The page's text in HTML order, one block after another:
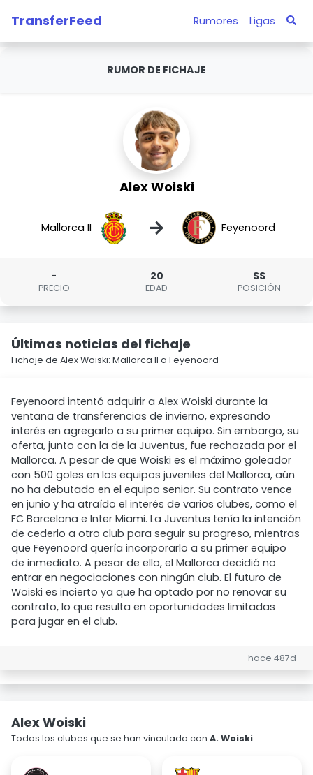
TransferFeed Rumores Ligas
RUMOR DE FICHAJE
Alex Woiski
Mallorca II → Feyenoord
-
PRECIO
20
EDAD
SS
POSICIÓN
Últimas noticias del fichaje
Fichaje de Alex Woiski: Mallorca II a Feyenoord
Feyenoord intentó adquirir a Alex Woiski durante la
ventana de transferencias de invierno, expresando
interés en agregarlo a su primer equipo. Sin embargo, su
oferta, junto con la de la Juventus, fue rechazada por el
Mallorca. A pesar de que Woiski es el máximo goleador
con 500 goles en los equipos juveniles del Mallorca, aún
no ha debutado en el equipo senior. Su contrato vence
en junio y ha atraído el interés de varios clubes, como el
FC Barcelona e Inter Miami. La Juventus tenía la intención
de cederlo a otro club para seguir su progreso, mientras
que Feyenoord quería incorporarlo a su primer equipo
de inmediato. A pesar de ello, el Mallorca decidió no
entrar en negociaciones con ningún club. El futuro de
Woiski es incierto ya que ha optado por no renovar su
contrato, lo que resulta en oportunidades limitadas
para jugar en el club.
hace 487d
Alex Woiski
Todos los clubes que se han vinculado con A. Woiski.